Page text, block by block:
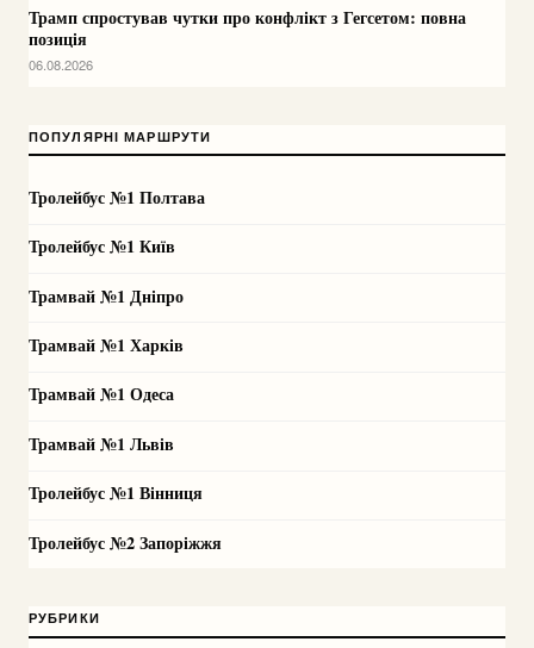
Трамп спростував чутки про конфлікт з Гегсетом: повна
позиція
06.08.2026
ПОПУЛЯРНІ МАРШРУТИ
Тролейбус №1 Полтава
Тролейбус №1 Київ
Трамвай №1 Дніпро
Трамвай №1 Харків
Трамвай №1 Одеса
Трамвай №1 Львів
Тролейбус №1 Вінниця
Тролейбус №2 Запоріжжя
РУБРИКИ